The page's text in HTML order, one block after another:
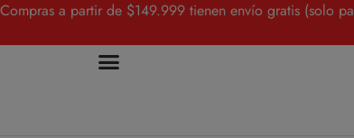
Compras a partir de $149.999 tienen envío gratis (solo